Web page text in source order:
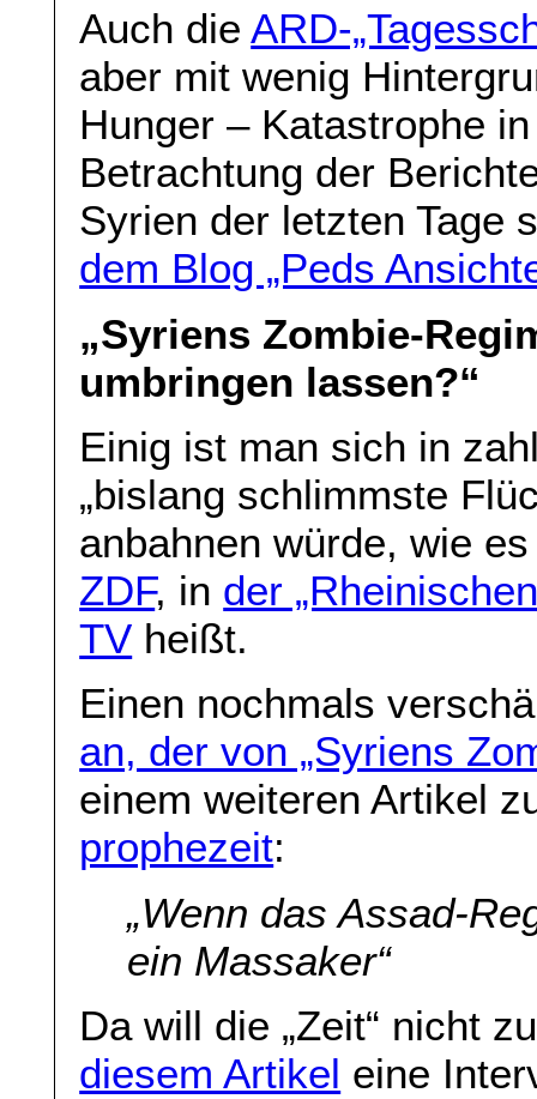
Auch dieARD-
aber mit wenig
Hunger – Katastrophe
Betrachtung der
Syrien der letzten Tage
dem Blog „Peds
„Syriens Zombie-
umbringen lassen?“
Einig ist man sich in
„bislang schlimmste
anbahnen würde, wie
ZDF, in der
TV heißt.
Einen nochmals
an, der von „Syriens
einem weiteren Artikel
prophezeit:
„Wenn das Assad-
ein Massaker“
Da will die „Zeit“ nicht
diesem Artikel eine